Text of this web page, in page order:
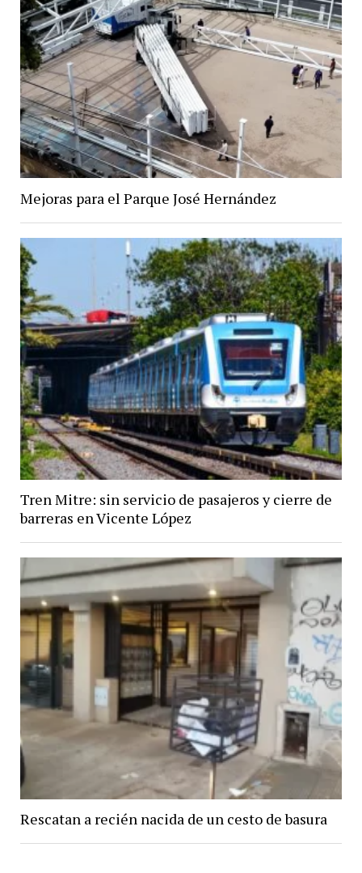
Mejoras para el Parque José Hernández
Tren Mitre: sin servicio de pasajeros y cierre de
barreras en Vicente López
Rescatan a recién nacida de un cesto de basura